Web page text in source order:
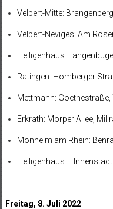
Velbert-Mitte:
Velbert-Neviges: Am
Heiligenhaus:
Ratingen: Homberger
Mettmann:
Erkrath: Morper Allee,
Monheim am Rhein:
Heiligenhaus – Innenstadt
Freitag, 8. Juli 2022